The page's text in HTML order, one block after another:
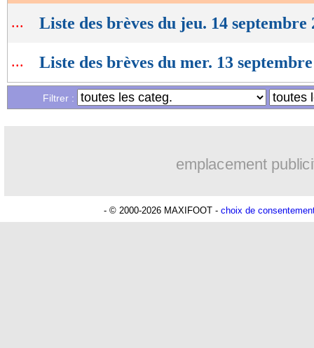
... Liste des brèves du jeu. 14 septembre
... Liste des brèves du mer. 13
Filtrer :
emplacement
- © 2000-2026 MAXIFOOT - choix de